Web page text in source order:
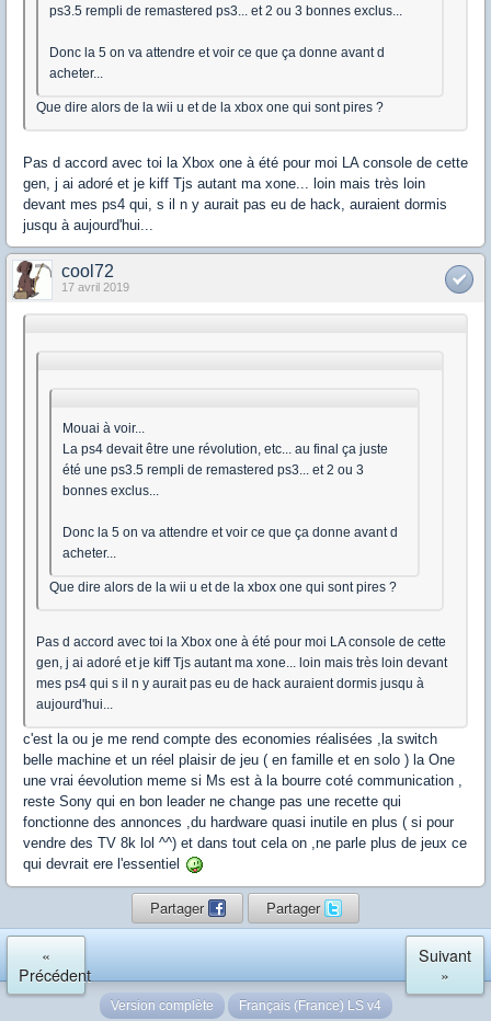
ps3.5 rempli de remastered ps3... et 2 ou 3 bonnes exclus...
Donc la 5 on va attendre et voir ce que ça donne avant d
acheter...
Que dire alors de la wii u et de la xbox one qui sont pires ?
Pas d accord avec toi la Xbox one à été pour moi LA console de cette
gen, j ai adoré et je kiff Tjs autant ma xone... loin mais très loin
devant mes ps4 qui, s il n y aurait pas eu de hack, auraient dormis
jusqu à aujourd'hui...
cool72
17 avril 2019
Mouai à voir...
La ps4 devait être une révolution, etc... au final ça juste
été une ps3.5 rempli de remastered ps3... et 2 ou 3
bonnes exclus...
Donc la 5 on va attendre et voir ce que ça donne avant d
acheter...
Que dire alors de la wii u et de la xbox one qui sont pires ?
Pas d accord avec toi la Xbox one à été pour moi LA console de cette
gen, j ai adoré et je kiff Tjs autant ma xone... loin mais très loin devant
mes ps4 qui s il n y aurait pas eu de hack auraient dormis jusqu à
aujourd'hui...
c'est la ou je me rend compte des economies réalisées ,la switch
belle machine et un réel plaisir de jeu ( en famille et en solo ) la One
une vrai éevolution meme si Ms est à la bourre coté communication ,
reste Sony qui en bon leader ne change pas une recette qui
fonctionne des annonces ,du hardware quasi inutile en plus ( si pour
vendre des TV 8k lol ^^) et dans tout cela on ,ne parle plus de jeux ce
qui devrait ere l'essentiel
Partager Partager
«
Précédent
Suivant
»
Version complète Français (France) LS v4